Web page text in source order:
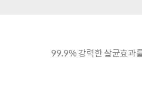
99.9% 강력한 살균효과